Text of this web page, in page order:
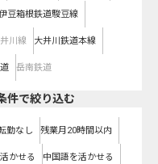
豆箱根鉄道駿豆線
川線 大井川鉄道本線
岳南鉄道
件で絞り込む
勤なし 残業月20時間以内
かせる 中国語を活かせる